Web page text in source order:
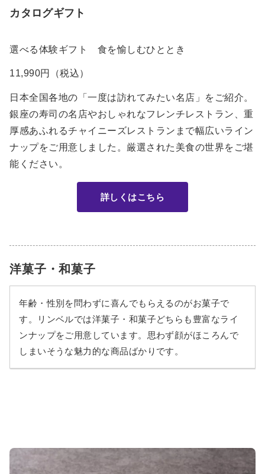
カタログギフト
選べる体験ギフト 食を愉しむひととき
11,990円（税込）
日本全国各地の「一度は訪れてみたい名店」をご紹介。
銀座の寿司の名店やおしゃれなフレンチレストラン、重
厚感あふれるチャイニーズレストランまで幅広いライン
ナップをご用意しました。厳選された美食の世界をご堪
能ください。
詳しくはこちら
洋菓子・和菓子
年齢・性別を問わずに喜んでもらえるのがお菓子で
す。リンベルでは洋菓子・和菓子どちらも豊富なライ
ンナップをご用意しています。思わず顔がほころんで
しまいそうな魅力的な商品ばかりです。